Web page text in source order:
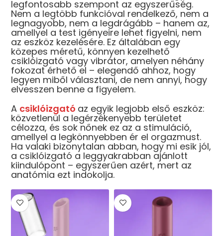
legfontosabb szempont az egyszerűség.
Nem a legtöbb funkcióval rendelkező, nem a
legnagyobb, nem a legdrágább – hanem az,
amellyel a test igényeire lehet figyelni, nem
az eszköz kezelésére. Ez általában egy
közepes méretű, könnyen kezelhető
csiklóizgató vagy vibrátor, amelyen néhány
fokozat érhető el – elegendő ahhoz, hogy
legyen miből választani, de nem annyi, hogy
elvesszen benne a figyelem.
A csiklóizgató az egyik legjobb első eszköz:
közvetlenül a legérzékenyebb területet
célozza, és sok nőnek ez az a stimuláció,
amellyel a legkönnyebben ér el orgazmust.
Ha valaki bizonytalan abban, hogy mi esik jól,
a csiklóizgató a leggyakrabban ajánlott
kiindulópont – egyszerűen azért, mert az
anatómia ezt indokolja.